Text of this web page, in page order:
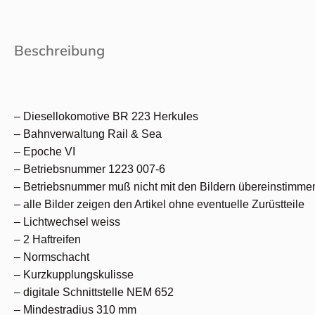
Beschreibung
– Diesellokomotive BR 223 Herkules
– Bahnverwaltung Rail & Sea
– Epoche VI
– Betriebsnummer 1223 007-6
– Betriebsnummer muß nicht mit den Bildern
– alle Bilder zeigen den Artikel ohne eventuelle Zurüstteile
– Lichtwechsel weiss
– 2 Haftreifen
– Normschacht
– Kurzkupplungskulisse
– digitale Schnittstelle NEM 652
– Mindestradius 310 mm